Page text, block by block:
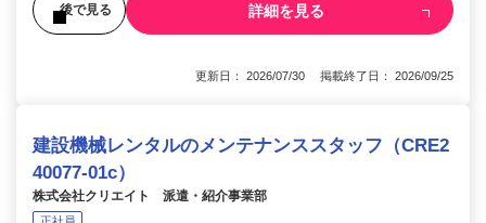
後で見る 詳細を見る
更新日： 2026/07/30 掲載終了日： 2026/09/25
建設機械レンタルのメンテナンススタッフ（CRE2
40077-01c）
株式会社クリエイト 派遣・紹介事業部